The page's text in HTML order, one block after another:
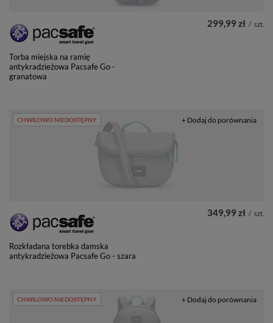
Torba miejska na ramię
antykradzieżowa Pacsafe Go -
granatowa
299,99 zł / szt.
CHWILOWO NIEDOSTĘPNY
Rozkładana torebka damska
antykradzieżowa Pacsafe Go - szara
349,99 zł / szt.
+ Dodaj do porównania
CHWILOWO NIEDOSTĘPNY + Dodaj do porównania